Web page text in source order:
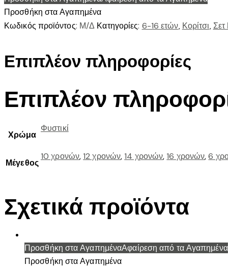
ΚΟΥΚΟΥΛΑ
ποσότητα
Προσθήκη στα Αγαπημένα
Κωδικός προϊόντος: Μ/Δ Κατηγορίες: 6-16 ετών, Κορίτσι, Σετ
Επιπλέον πληροφορίες
Επιπλέον
Χρώμα
Φυστικί
Μέγεθος
10 χρονών,12 χρονών,14 χρονών,16 χρονών,6
Σχετικά προϊόντα
Προσθήκη στα ΑγαπημέναΑφαίρεση από τα Αγαπημένα
Προσθήκη στα Αγαπημένα